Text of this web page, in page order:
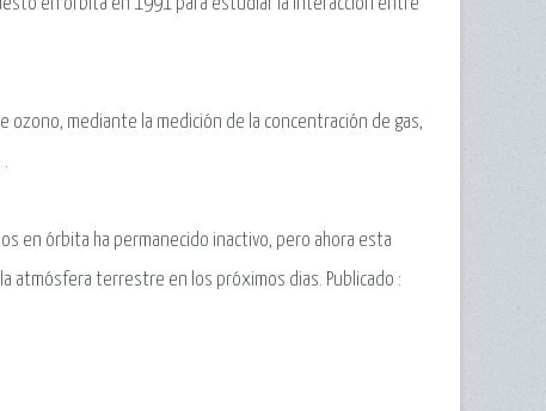
en órbita en 1991 para estudiar la interacción entre
ozono, mediante la medición de la concentración de gas,
en órbita ha permanecido inactivo, pero ahora esta
atmósfera terrestre en los próximos dias. Publicado :